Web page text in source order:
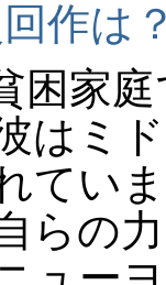
作は？
困家
はミ
てい
らの